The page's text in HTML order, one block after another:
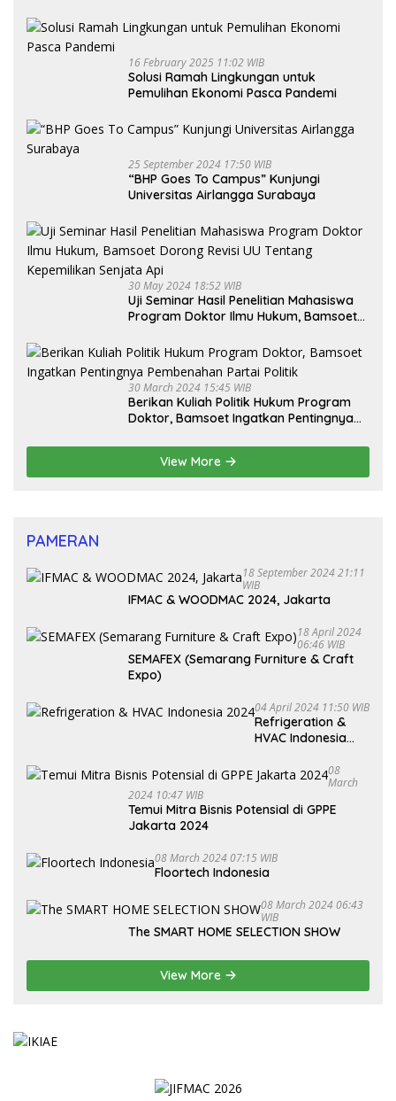
16 February 2025 11:02 WIB
Solusi Ramah Lingkungan untuk
Pemulihan Ekonomi Pasca Pandemi
25 September 2024 17:50 WIB
“BHP Goes To Campus” Kunjungi
Universitas Airlangga Surabaya
30 May 2024 18:52 WIB
Uji Seminar Hasil Penelitian Mahasiswa
Program Doktor Ilmu Hukum, Bamsoet
Senjata Api
30 March 2024 15:45 WIB
Berikan Kuliah Politik Hukum Program
Doktor, Bamsoet Ingatkan Pentingnya
View More
PAMERAN
18 September 2024 21:11
WIB
IFMAC & WOODMAC 2024, Jakarta
18 April 2024
06:46 WIB
SEMAFEX (Semarang Furniture & Craft
Expo)
04 April 2024 11:50 WIB
Refrigeration &
HVAC Indonesia
08
March
2024 10:47 WIB
Temui Mitra Bisnis Potensial di GPPE
Jakarta 2024
08 March 2024 07:15 WIB
Floortech Indonesia
08 March 2024 06:43
WIB
The SMART HOME SELECTION SHOW
View More